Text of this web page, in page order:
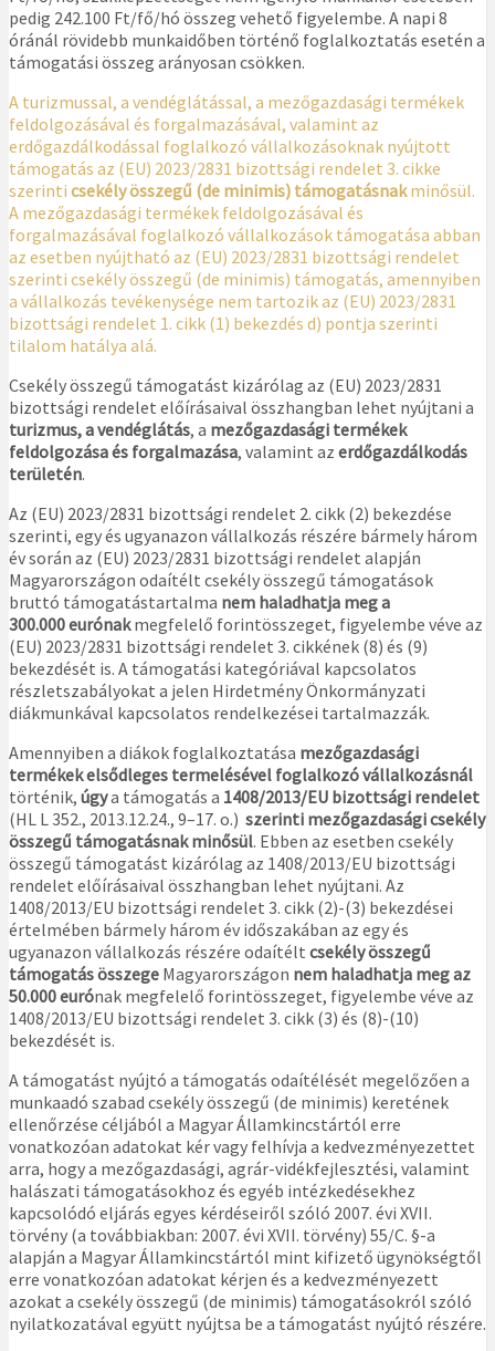
pedig 242.100 Ft/fő/hó összeg vehető figyelembe. A napi 8
óránál rövidebb munkaidőben történő foglalkoztatás esetén a
támogatási összeg arányosan csökken.
A turizmussal, a vendéglátással, a mezőgazdasági termékek
feldolgozásával és forgalmazásával, valamint az
erdőgazdálkodással foglalkozó vállalkozásoknak nyújtott
támogatás az (EU) 2023/2831 bizottsági rendelet 3. cikke
szerinti csekély összegű (de minimis) támogatásnakminősül.
A mezőgazdasági termékek feldolgozásával és
forgalmazásával foglalkozó vállalkozások támogatása abban
az esetben nyújtható az (EU) 2023/2831 bizottsági rendelet
szerinti csekély összegű (de minimis) támogatás, amennyiben
a vállalkozás tevékenysége nem tartozik az (EU) 2023/2831
bizottsági rendelet 1. cikk (1) bekezdés d) pontja szerinti
tilalom hatálya alá.
Csekély összegű támogatást kizárólag az (EU) 2023/2831
bizottsági rendelet előírásaival összhangban lehet nyújtani a
turizmus, avendéglátás, a mezőgazdasági termékek
feldolgozása és forgalmazása, valamint az erdőgazdálkodás
területén.
Az (EU) 2023/2831 bizottsági rendelet 2. cikk (2) bekezdése
szerinti, egy és ugyanazon vállalkozás részére bármely három
év során az (EU) 2023/2831 bizottsági rendelet alapján
Magyarországon odaítélt csekély összegű támogatások
bruttó támogatástartalma nem haladhatja meg a
300.000 eurónakmegfelelő forintösszeget, figyelembe véve az
(EU) 2023/2831 bizottsági rendelet 3. cikkének (8) és (9)
bekezdését is. A támogatási kategóriával kapcsolatos
részletszabályokat a jelen Hirdetmény Önkormányzati
diákmunkával kapcsolatos rendelkezései tartalmazzák.
Amennyiben a diákok foglalkoztatása mezőgazdasági
termékek elsődleges termelésével foglalkozó vállalkozásnál
történik, úgya támogatás a 1408/2013/EU bizottsági rendelet
(HL L 352., 2013.12.24., 9–17. o.) szerinti mezőgazdasági csekély
összegű támogatásnak minősül. Ebben az esetben csekély
összegű támogatást kizárólag az 1408/2013/EU bizottsági
rendelet előírásaival összhangban lehet nyújtani. Az
1408/2013/EU bizottsági rendelet 3. cikk (2)-(3) bekezdései
értelmében bármely három év időszakában az egy és
ugyanazon vállalkozás részére odaítélt csekély összegű
támogatás összege Magyarországon nem haladhatja meg az
50.000 eurónak megfelelő forintösszeget, figyelembe véve az
1408/2013/EU bizottsági rendelet 3. cikk (3) és (8)-(10)
bekezdését is.
A támogatást nyújtó a támogatás odaítélését megelőzően a
munkaadó szabad csekély összegű (de minimis) keretének
ellenőrzése céljából a Magyar Államkincstártól erre
vonatkozóan adatokat kér vagy felhívja a kedvezményezettet
arra, hogy a mezőgazdasági, agrár-vidékfejlesztési, valamint
halászati támogatásokhoz és egyéb intézkedésekhez
kapcsolódó eljárás egyes kérdéseiről szóló 2007. évi XVII.
törvény (a továbbiakban: 2007. évi XVII. törvény) 55/C. §-a
alapján a Magyar Államkincstártól mint kifizető ügynökségtől
erre vonatkozóan adatokat kérjen és a kedvezményezett
azokat a csekély összegű (de minimis) támogatásokról szóló
nyilatkozatával együtt nyújtsa be a támogatást nyújtó részére.